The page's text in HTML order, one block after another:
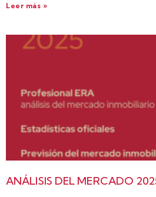
Leer más »
ANÁLISIS DEL MERCADO